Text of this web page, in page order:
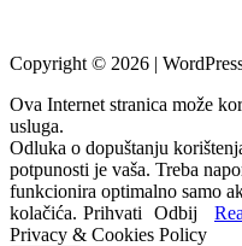
Copyright © 2026 |
Ova Internet stranica može
usluga.
Odluka o dopuštanju
potpunosti je vaša. Treba
funkcionira optimalno samo
kolačića. Prihvati Odbij
Privacy & Cookies Policy